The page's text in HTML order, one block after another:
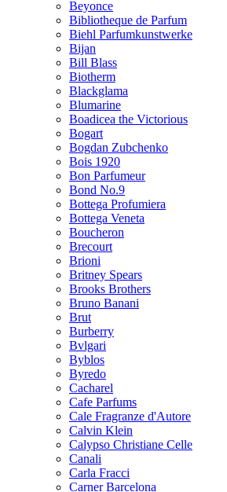
Beyonce
Bibliotheque de Parfum
Biehl Parfumkunstwerke
Bijan
Bill Blass
Biotherm
Blackglama
Blumarine
Boadicea the Victorious
Bogart
Bogdan Zubchenko
Bois 1920
Bon Parfumeur
Bond No.9
Bottega Profumiera
Bottega Veneta
Boucheron
Brecourt
Brioni
Britney Spears
Brooks Brothers
Bruno Banani
Brut
Burberry
Bvlgari
Byblos
Byredo
Cacharel
Cafe Parfums
Cale Fragranze d'Autore
Calvin Klein
Calypso Christiane Celle
Canali
Carla Fracci
Carner Barcelona